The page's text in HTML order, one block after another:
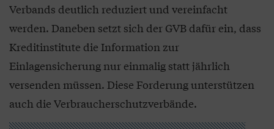
Verbands deutlich reduziert und vereinfacht
werden. Daneben setzt sich der GVB dafür ein, dass
Kreditinstitute die Information zur
Einlagensicherung nur einmalig statt jährlich
versenden müssen. Diese Forderung unterstützen
auch die Verbraucherschutzverbände.